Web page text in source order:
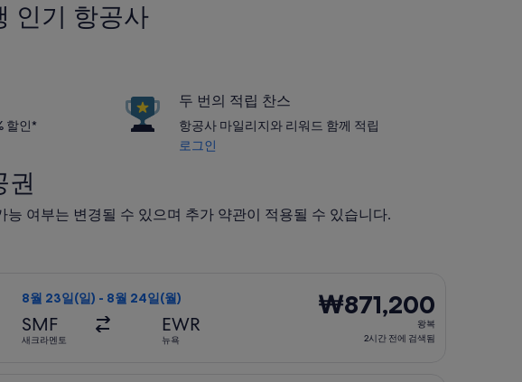
인기 항공사
할인*
두 번의 적립 찬스
항공사 마일리지와 리워드 함께 적립
로그인
권
여부는 변경될 수 있으며 추가 약관이 적용될 수 있습니다.
8월 23일(일) - 8월 24일(월)
SMF
새크라멘토
EWR
뉴욕
₩871,200
왕
₩871,200
왕복
2시간 전에 검색됨